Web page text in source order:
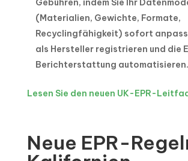
Gebühren, indem Sie Ihr
(Materialien, Gewichte, Formate,
Recyclingfähigkeit) sofort
als Hersteller registrieren und die
Berichterstattung automatisieren.
Lesen Sie den neuen UK-EPR-
Neue EPR-